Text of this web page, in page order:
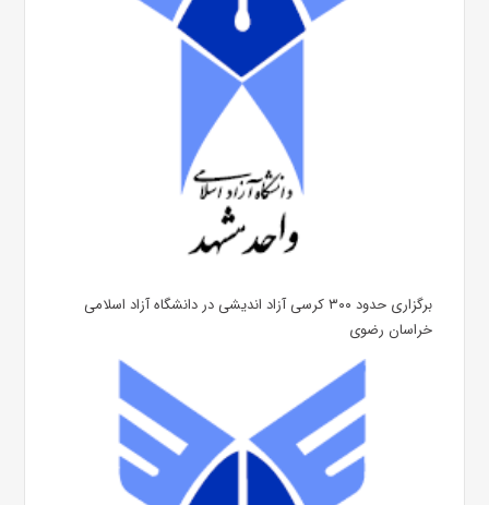
برگزاری حدود ۳۰۰ کرسی آزاد اندیشی در دانشگاه آزاد اسلامی
خراسان رضوی